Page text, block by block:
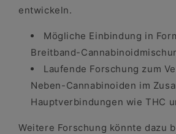
entwickeln.
Mögliche Einbindung in
Breitband-
Laufende Forschung zum
Neben-Cannabinoiden im
Hauptverbindungen wie THC
Weitere Forschung könnte dazu